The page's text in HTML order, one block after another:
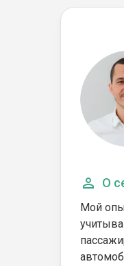
О
Мой